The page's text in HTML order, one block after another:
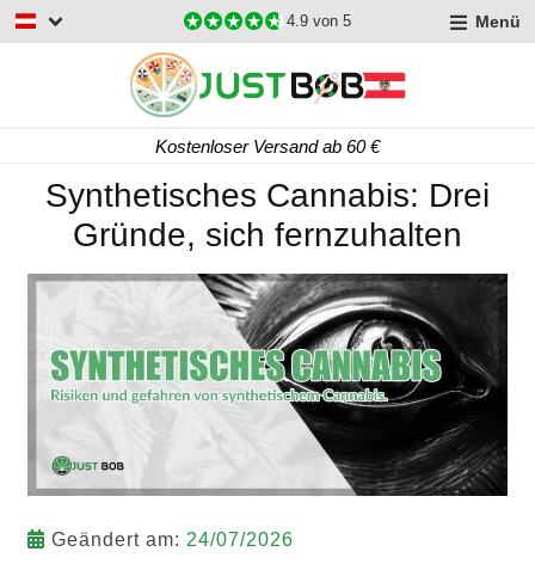
4.9 von 5 Menü
Kostenloser Versand ab 60 €
Synthetisches Cannabis: Drei
Gründe, sich fernzuhalten
Geändert am: 24/07/2026